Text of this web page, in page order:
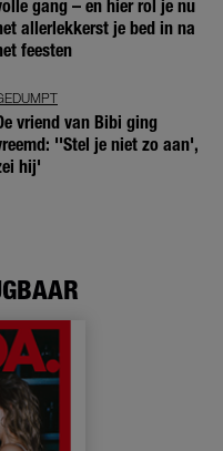
gang – en hier rol je nu
allerlekkerst je bed in na
feesten
vriend van Bibi ging
''Stel je niet zo aan',
hij'